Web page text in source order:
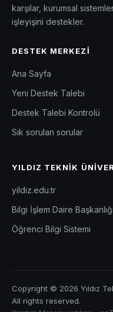
karşılar, kurumsal
işleyişini destekler.
DESTEK MERKEZI
Ana Sayfa
Yeni Destek Talebi
Destek Talebi Kontrolü
Sık sorulan sorular
YILDIZ TEKNIK
yildiz.edu.tr
Bilgi İşlem Daire Başkanlığı
Öğrenci Bilgi Sistemi
Copyright © 2026 Yıldız
All rights reserved.